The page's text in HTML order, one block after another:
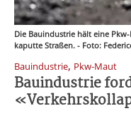
Die Bauindustrie hält eine
kaputte Straßen. - Foto:
Bauindustrie, Pkw-Maut
Bauindustrie